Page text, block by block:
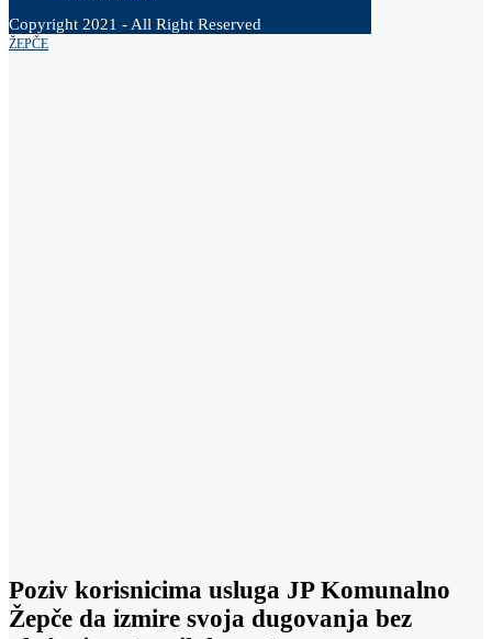
Copyright 2021 - All Right Reserved
ŽEPČE
Poziv korisnicima usluga JP Komunalno
Žepče da izmire svoja dugovanja bez